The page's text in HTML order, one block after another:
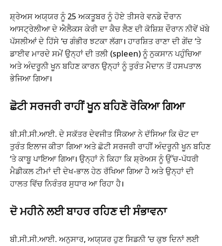
ਸ਼੍ਰੇਅਸ ਅਯ੍ਯਰ ਨੂੰ 25 ਅਕਤੂਬਰ ਨੂੰ ਹੋਏ ਤੀਸਰੇ ਵਨਡੇ ਦੌਰਾਨ
ਆਸਟ੍ਰੇਲੀਆ ਦੇ ਐਲੈਕਸ ਕੇਰੀ ਦਾ ਕੈਚ ਲੈਣ ਦੀ ਕੋਸ਼ਿਸ਼ ਦੌਰਾਨ ਨੀਵੇਂ ਖੱਬੇ
ਪੱਸਲੀਆਂ ਦੇ ਹਿੱਸੇ ‘ਚ ਗੰਭੀਰ ਝਟਕਾ ਲੱਗਾ। ਹਾਰਸ਼ਿਤ ਰਾਣਾ ਦੀ ਗੇਂਦ ‘ਤੇ
ਡਾਈਵ ਮਾਰਦੇ ਸਮੇਂ ਉਨ੍ਹਾਂ ਦੀ ਤਲੀ (spleen) ਨੂੰ ਨੁਕਸਾਨ ਪਹੁੰਚਿਆ
ਅਤੇ ਅੰਦਰੂਨੀ ਖੂਨ ਬਹਿਣ ਕਾਰਨ ਉਨ੍ਹਾਂ ਨੂੰ ਤੁਰੰਤ ਮੈਦਾਨ ਤੋਂ ਹਸਪਤਾਲ
ਭੇਜਿਆ ਗਿਆ।
ਛੋਟੀ ਸਰਜਰੀ ਰਾਹੀਂ ਖੂਨ ਬਹਿਣੋ ਰੋਕਿਆ ਗਿਆ
ਬੀ.ਸੀ.ਸੀ.ਆਈ. ਦੇ ਸਕੱਤਰ ਦੇਵਜੀਤ ਸੈਿਕਆ ਨੇ ਦੱਸਿਆ ਕਿ ਚੋਟ ਦਾ
ਤੁਰੰਤ ਇਲਾਜ ਕੀਤਾ ਗਿਆ ਅਤੇ ਛੋਟੀ ਸਰਜਰੀ ਰਾਹੀਂ ਅੰਦਰੂਨੀ ਖੂਨ ਬਹਿਣ
‘ਤੇ ਕਾਬੂ ਪਾਇਆ ਗਿਆ। ਉਨ੍ਹਾਂ ਨੇ ਕਿਹਾ ਕਿ ਸ਼੍ਰੇਅਸ ਨੂੰ ਉੱਚ-ਪੱਧਰੀ
ਮੈਡੀਕਲ ਟੀਮਾਂ ਦੀ ਦੇਖ-ਭਾਲ ਹੇਠ ਰੱਖਿਆ ਗਿਆ ਹੈ ਅਤੇ ਉਨ੍ਹਾਂ ਦੀ
ਹਾਲਤ ਵਿੱਚ ਨਿਰੰਤਰ ਸੁਧਾਰ ਆ ਰਿਹਾ ਹੈ।
ਦੋ ਮਹੀਨੇ ਲਈ ਬਾਹਰ ਰਹਿਣ ਦੀ ਸੰਭਾਵਨਾ
ਬੀ.ਸੀ.ਸੀ.ਆਈ. ਅਨੁਸਾਰ, ਅਯ੍ਯਰ ਹੁਣ ਸਿਡਨੀ ‘ਚ ਕੁਝ ਦਿਨਾਂ ਲਈ